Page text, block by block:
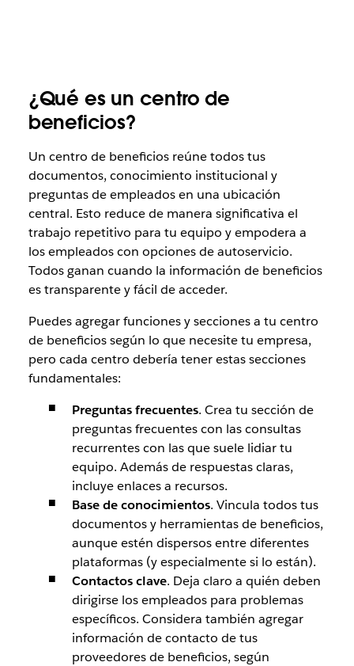
¿Qué es un centro de
beneficios?
Un centro de beneficios reúne todos tus
documentos, conocimiento institucional y
preguntas de empleados en una ubicación
central. Esto reduce de manera significativa el
trabajo repetitivo para tu equipo y empodera a
los empleados con opciones de autoservicio.
Todos ganan cuando la información de beneficios
es transparente y fácil de acceder.
Puedes agregar funciones y secciones a tu centro
de beneficios según lo que necesite tu empresa,
pero cada centro debería tener estas secciones
fundamentales:
Preguntas frecuentes. Crea tu sección de
preguntas frecuentes con las consultas
recurrentes con las que suele lidiar tu
equipo. Además de respuestas claras,
incluye enlaces a recursos.
Base de conocimientos. Vincula todos tus
documentos y herramientas de beneficios,
aunque estén dispersos entre diferentes
plataformas (y especialmente si lo están).
Contactos clave. Deja claro a quién deben
dirigirse los empleados para problemas
específicos. Considera también agregar
información de contacto de tus
proveedores de beneficios, según